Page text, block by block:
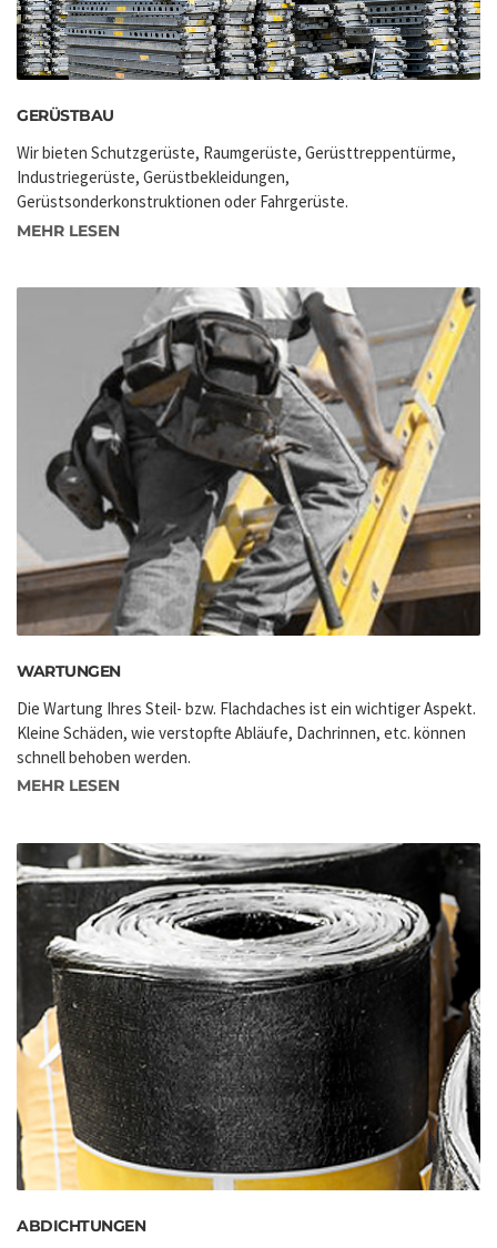
GERÜSTBAU
Wir bieten Schutzgerüste, Raumgerüste, Gerüsttreppentürme,
Industriegerüste, Gerüstbekleidungen,
Gerüstsonderkonstruktionen oder Fahrgerüste.
MEHR LESEN
WARTUNGEN
Die Wartung Ihres Steil- bzw. Flachdaches ist ein wichtiger Aspekt.
Kleine Schäden, wie verstopfte Abläufe, Dachrinnen, etc. können
schnell behoben werden.
MEHR LESEN
ABDICHTUNGEN